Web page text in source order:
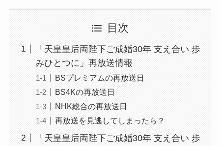
目次
「天皇皇后両陛下ご成婚30年 支え合い 歩
みひとつに」再放送情報
BSプレミアムの再放送日
BS4Kの再放送日
NHK総合の再放送日
再放送を見逃してしまったら？
「天皇皇后両陛下ご成婚30年 支え合い 歩